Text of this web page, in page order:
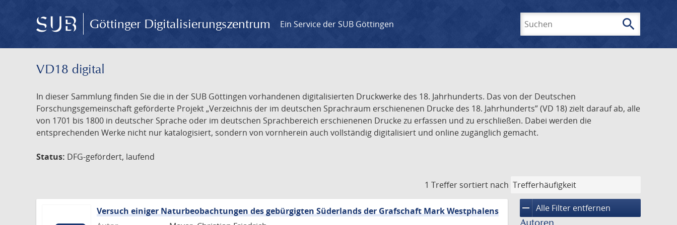
Göttinger Digitalisierungszentrum Ein Service der SUB Göttingen search
VD18 digital
In dieser Sammlung finden Sie die in der SUB Göttingen vorhandenen digitalisierten Druckwerke des 18. Jahrhunderts. Das von der Deutschen
Forschungsgemeinschaft geförderte Projekt „Verzeichnis der im deutschen Sprachraum erschienenen Drucke des 18. Jahrhunderts” (VD 18) zielt darauf ab, alle
von 1701 bis 1800 in deutscher Sprache oder im deutschen Sprachbereich erschienenen Drucke zu erfassen und zu erschließen. Dabei werden die
entsprechenden Werke nicht nur katalogisiert, sondern von vornherein auch vollständig digitalisiert und online zugänglich gemacht.
Status: DFG-gefördert, laufend
1 Treffer sortiert nach
remove Alle Filter entfernen
Versuch einiger Naturbeobachtungen des gebürgigten Süderlands der Grafschaft Mark Westphalens